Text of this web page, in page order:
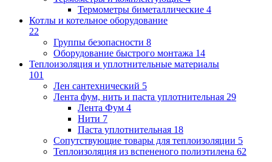
Термометры биметаллические 4
Котлы и котельное оборудование
22
Группы безопасности 8
Оборудование быстрого монтажа 14
Теплоизоляция и уплотнительные материалы
101
Лен сантехнический 5
Лента фум, нить и паста уплотнительная 29
Лента Фум 4
Нити 7
Паста уплотнительная 18
Сопутствующие товары для теплоизоляции 5
Теплоизоляция из вспененого полиэтилена 62